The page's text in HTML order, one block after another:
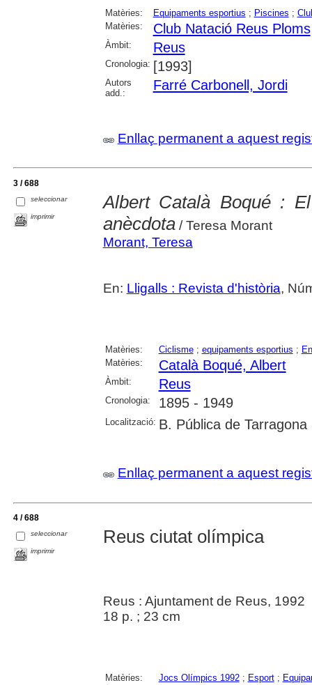
Matèries: Equipaments esportius ; Piscines ;
Matèries:
Club Natació Reus Ploms
Àmbit: Reus
Cronologia: [1993]
Autors
add.:
Farré Carbonell, Jordi
Enllaç permanent a aquest
3 / 688
seleccionar
imprimir
Albert Català Boqué :
anècdota/ Teresa Morant
Morant, Teresa
En: Lligalls : Revista d'història,
Matèries: Ciclisme; equipaments esportius ;
Matèries:
Català Boqué, Albert
Àmbit: Reus
Cronologia: 1895 - 1949
Localització: B. Pública de Tarragona
Enllaç permanent a aquest
4 / 688
seleccionar
imprimir
Reus ciutat olímpica
Reus : Ajuntament de Reus, 1992
18 p. ; 23 cm
Matèries: Jocs Olímpics 1992; Esport;